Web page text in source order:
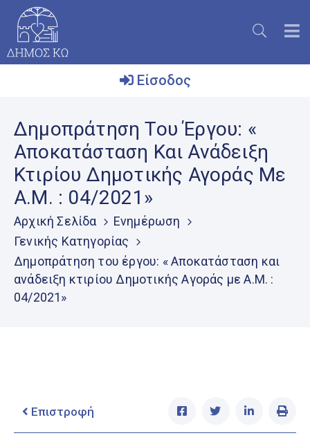
Δήμος
Το
Νησί
Ενημέρωση
Επικοινωνία
Μητρώο
Εθελοντών
Είσοδος
Δημοπράτηση Του Έργου: «
Αποκατάσταση Και Ανάδειξη
Κτιρίου Δημοτικής Αγοράς Με
Α.Μ. : 04/2021»
Αρχική Σελίδα
Ενημέρωση
Γενικής Κατηγορίας
Δημοπράτηση του έργου: « Αποκατάσταση και
ανάδειξη κτιρίου Δημοτικής Αγοράς με Α.Μ. :
04/2021»
Επιστροφή